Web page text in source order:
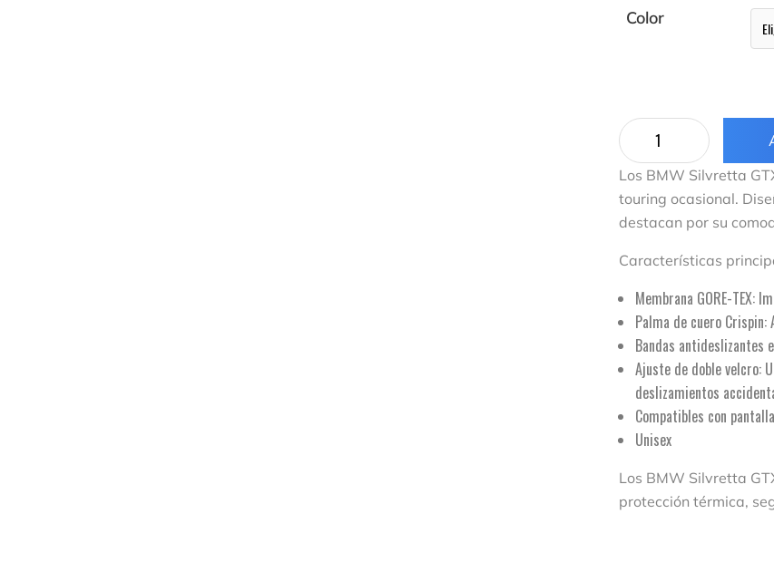
Color
Los BMW Silvretta
touring ocasional.
destacan por su
Características
Membrana GORE-TEX:
Palma de cuero
Bandas antideslizantes
Ajuste de doble velcro:
deslizamientos
Compatibles con
Unisex
Los BMW Silvretta
protección térmica,